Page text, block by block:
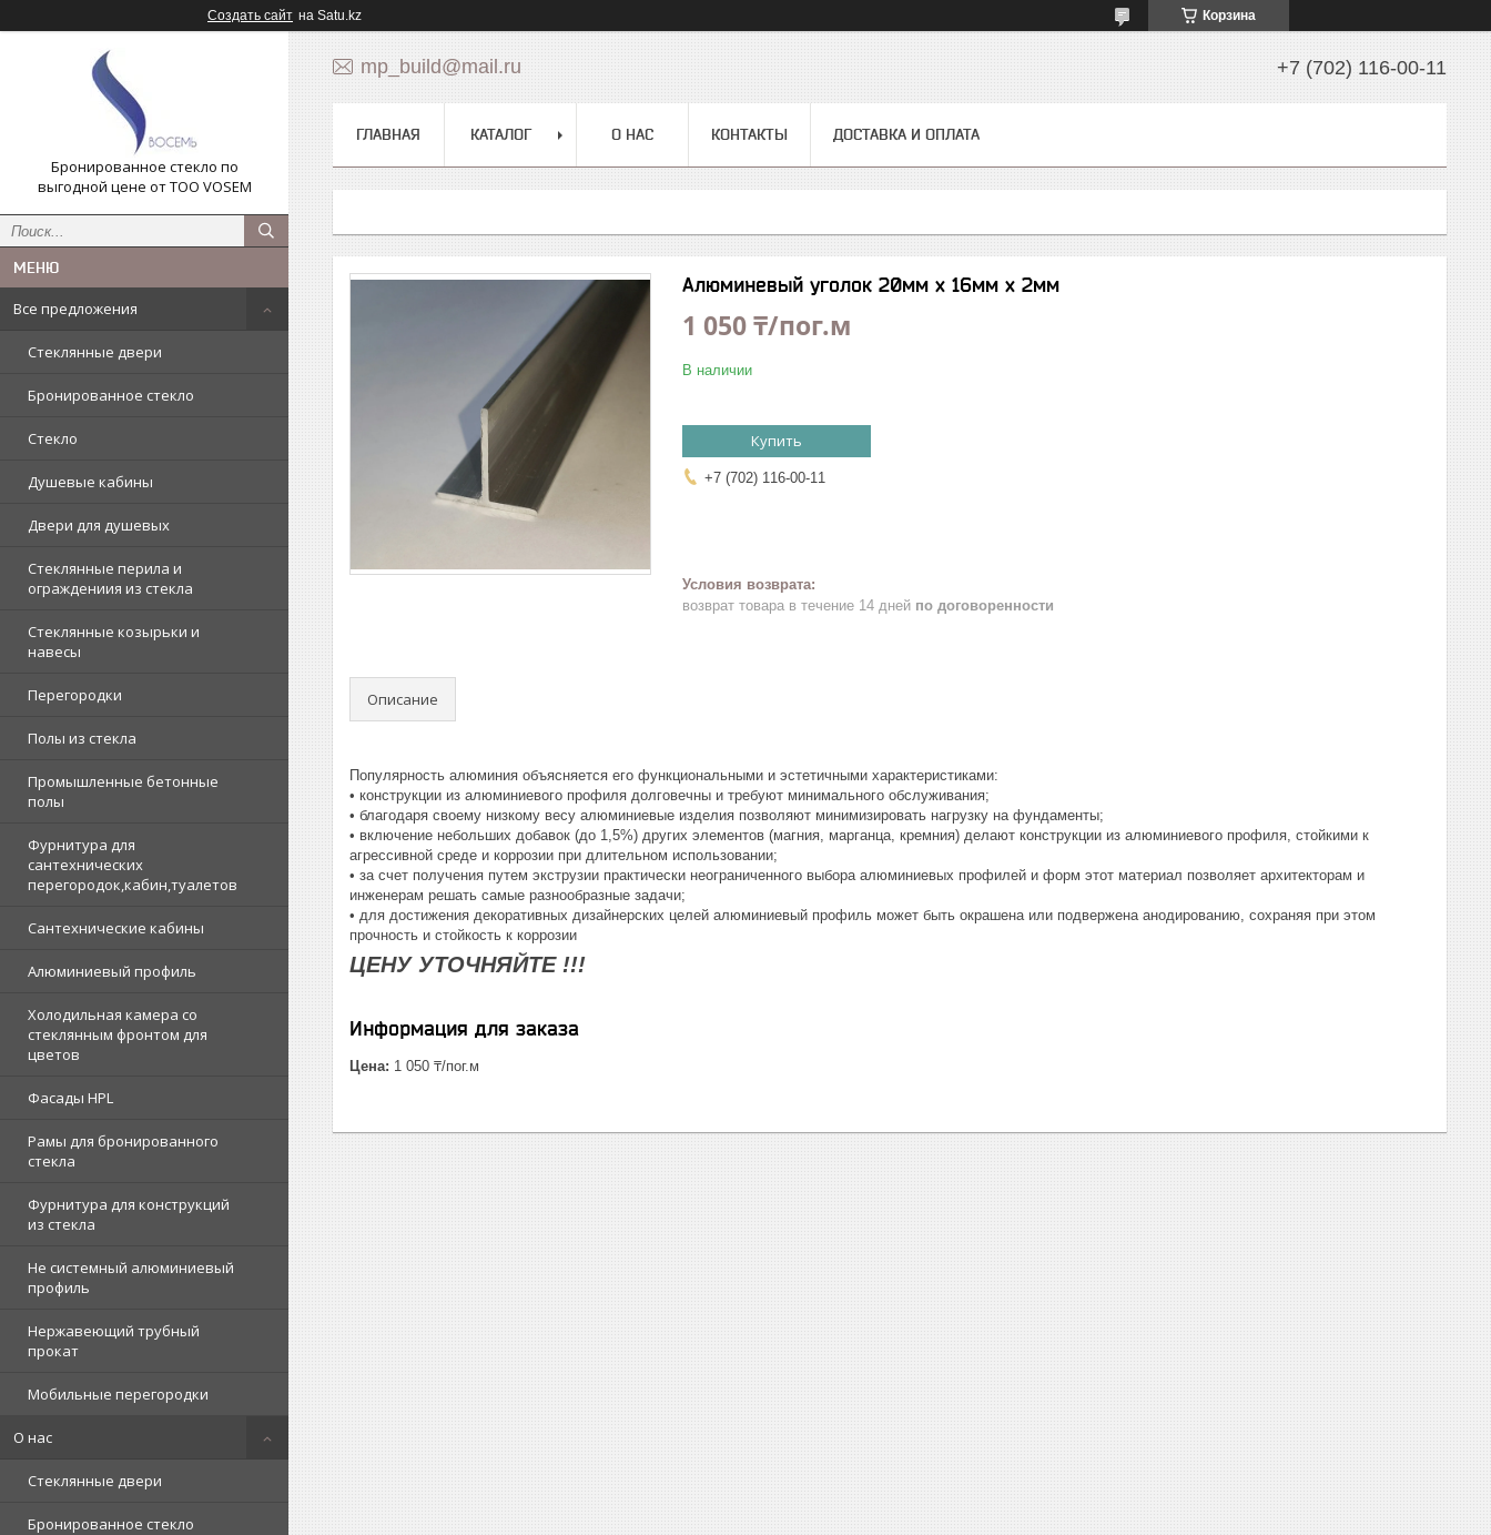
Создать сайт на Satu.kz Корзина
Бронированное стекло по
выгодной цене от ТОО VOSEM
Все предложения
Стеклянные двери
Бронированное стекло
Стекло
Душевые кабины
Двери для душевых
Стеклянные перила и
ограждениия из стекла
Стеклянные козырьки и
навесы
Перегородки
Полы из стекла
Промышленные бетонные
полы
Фурнитура для
сантехнических
перегородок,кабин,туалетов
Сантехнические кабины
Алюминиевый профиль
Холодильная камера со
стеклянным фронтом для
цветов
Фасады HPL
Рамы для бронированного
стекла
Фурнитура для конструкций
из стекла
Не системный алюминиевый
профиль
Нержавеющий трубный
прокат
Мобильные перегородки
О нас
Стеклянные двери
Бронированное стекло
mp_build@mail.ru +7 (702) 116-00-11
ГЛАВНАЯ КАТАЛОГ О НАС КОНТАКТЫ ДОСТАВКА И ОПЛАТА
Алюминевый уголок 20мм х 16мм х 2мм
1 050 ₸/пог.м
В наличии
Купить
+7 (702) 116-00-11
возврат товара в течение 14 дней по договоренности
Описание
Популярность алюминия объясняется его функциональными и эстетичными характеристиками:
• конструкции из алюминиевого профиля долговечны и требуют минимального обслуживания;
• благодаря своему низкому весу алюминиевые изделия позволяют минимизировать нагрузку на фундаменты;
• включение небольших добавок (до 1,5%) других элементов (магния, марганца, кремния) делают конструкции из алюминиевого профиля, стойкими к
агрессивной среде и коррозии при длительном использовании;
• за счет получения путем экструзии практически неограниченного выбора алюминиевых профилей и форм этот материал позволяет архитекторам и
инженерам решать самые разнообразные задачи;
• для достижения декоративных дизайнерских целей алюминиевый профиль может быть окрашена или подвержена анодированию, сохраняя при этом
прочность и стойкость к коррозии
ЦЕНУ УТОЧНЯЙТЕ !!!
Информация для заказа
Цена: 1 050 ₸/пог.м